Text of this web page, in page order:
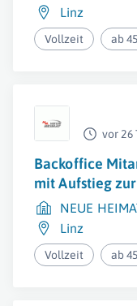
Linz
Vollzeit ab
vor 26
Backoffice
mit Aufstieg
NEUE
Linz
Vollzeit ab